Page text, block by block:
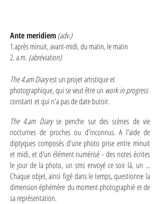
Ante meridiem(adv.)
1.après minuit, avant-midi, du matin, le matin
2. a.m.(abréviation)
The 4.am Diaryest un projet artistique et
photographique, qui se veut être un work in progress
constant et qui n'a pas de date butoir.
The 4.am Diaryse penche sur des scènes de vie
nocturnes de proches ou d'inconnus. A l'aide de
diptyques composés d'une photo prise entre minuit
et midi, et d'un élément numérisé - des notes écrites
le jour de la photo, un sms envoyé ce soir là, un ...
Chaque objet, ainsi figé dans le temps, questionne la
dimension éphémère du moment photographié et de
sa représentation.